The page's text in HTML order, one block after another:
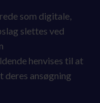
som digitale,
slettes ved
henvises til at
deres ansøgning